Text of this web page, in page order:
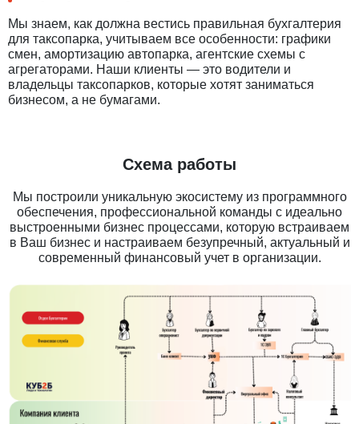
Мы знаем, как должна вестись правильная бухгалтерия
для таксопарка, учитываем все особенности: графики
смен, амортизацию автопарка, агентские схемы с
агрегаторами. Наши клиенты — это водители и
владельцы таксопарков, которые хотят заниматься
бизнесом, а не бумагами.
Схема работы
Мы построили уникальную экосистему из программного
обеспечения, профессиональной команды с идеально
выстроенными бизнес процессами, которую встраиваем
в Ваш бизнес и настраиваем безупречный, актуальный и
современный финансовый учет в организации.